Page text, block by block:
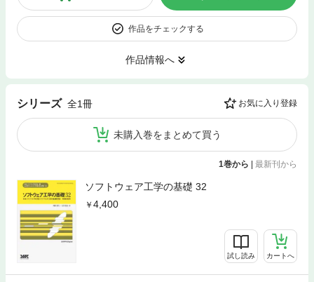
作品をチェックする
作品情報へ
シリーズ 全1冊 お気に入り登録
未購入巻をまとめて買う
1巻から | 最新刊から
ソフトウェア工学の基礎 32
4,400
試し読み カートへ